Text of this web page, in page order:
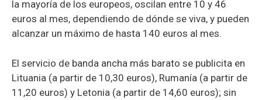
la mayoría de los europeos, oscilan entre 10 y 46
euros al mes, dependiendo de dónde se viva, y pueden
alcanzar un máximo de hasta 140 euros al mes.
El servicio de banda ancha más barato se publicita en
Lituania (a partir de 10,30 euros), Rumanía (a partir de
11,20 euros) y Letonia (a partir de 14,60 euros); sin